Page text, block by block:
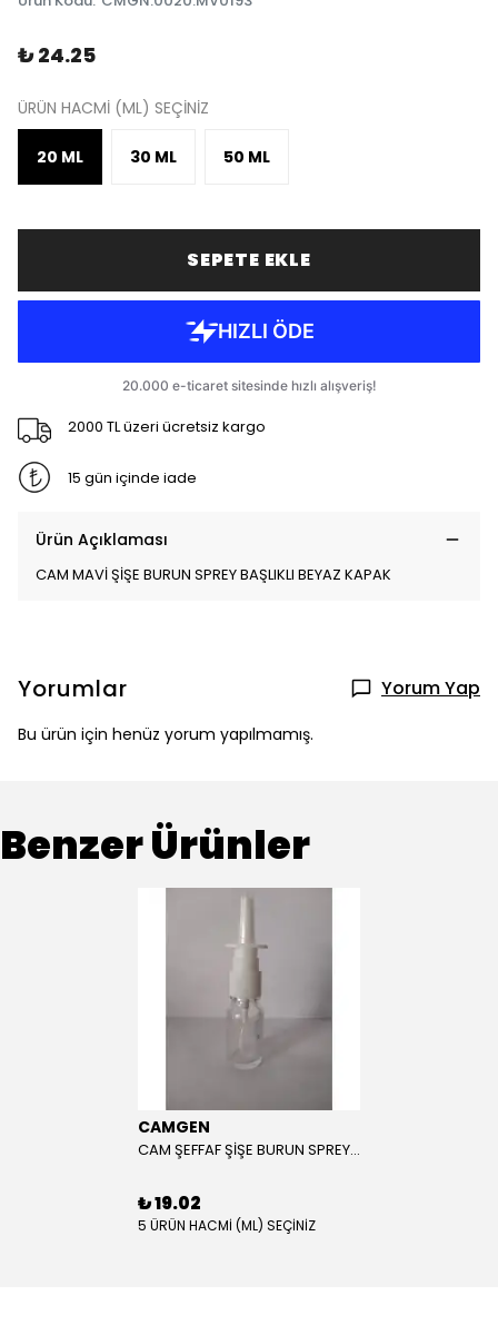
₺ 24.25
ÜRÜN HACMİ (ML) SEÇİNİZ
20 ML 30 ML 50 ML
SEPETE EKLE
2000 TL üzeri ücretsiz kargo
15 gün içinde iade
Ürün Açıklaması
CAM MAVİ ŞİŞE BURUN SPREY BAŞLIKLI BEYAZ KAPAK
Yorumlar Yorum Yap
Bu ürün için henüz yorum yapılmamış.
Benzer Ürünler
CAMGEN
CAM ŞEFFAF ŞİŞE BURUN SPREY BAŞLIKLI BEYAZ KAPAK
₺ 19.02
5 ÜRÜN HACMİ (ML) SEÇİNİZ